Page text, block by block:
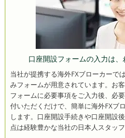
口座開設フォームの入力は、
当社が提携する海外FXブローカーで
みフォームが用意されています。お
フォームに必要事項をご入力後、必
付いただくだけで、簡単に海外FXブ
します。口座開設手続きや口座開設
点は経験豊かな当社の日本人スタッ